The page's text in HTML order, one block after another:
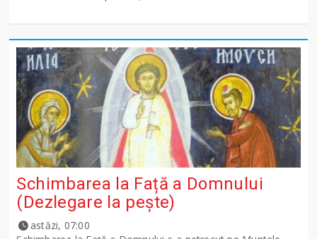
Schimbarea la Față a Domnului
(Dezlegare la peşte)
astăzi, 07:00